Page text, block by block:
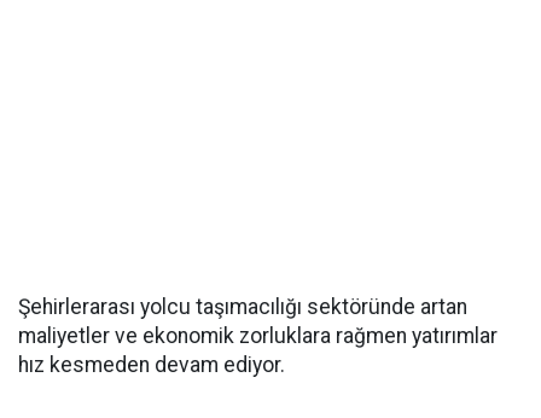
Şehirlerarası yolcu taşımacılığı sektöründe artan
maliyetler ve ekonomik zorluklara rağmen yatırımlar
hız kesmeden devam ediyor.